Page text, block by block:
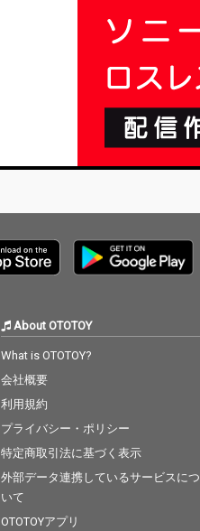
About OTOTOY
What is OTOTOY?
会社概要
利用規約
プライバシー・ポリシー
特定商取引法に基づく表示
外部データ連携しているサービスにつ
いて
OTOTOYアプリ